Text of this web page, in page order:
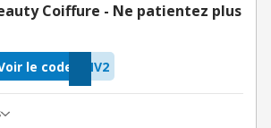
Coiffure - Ne patientez plus
MV2
le code